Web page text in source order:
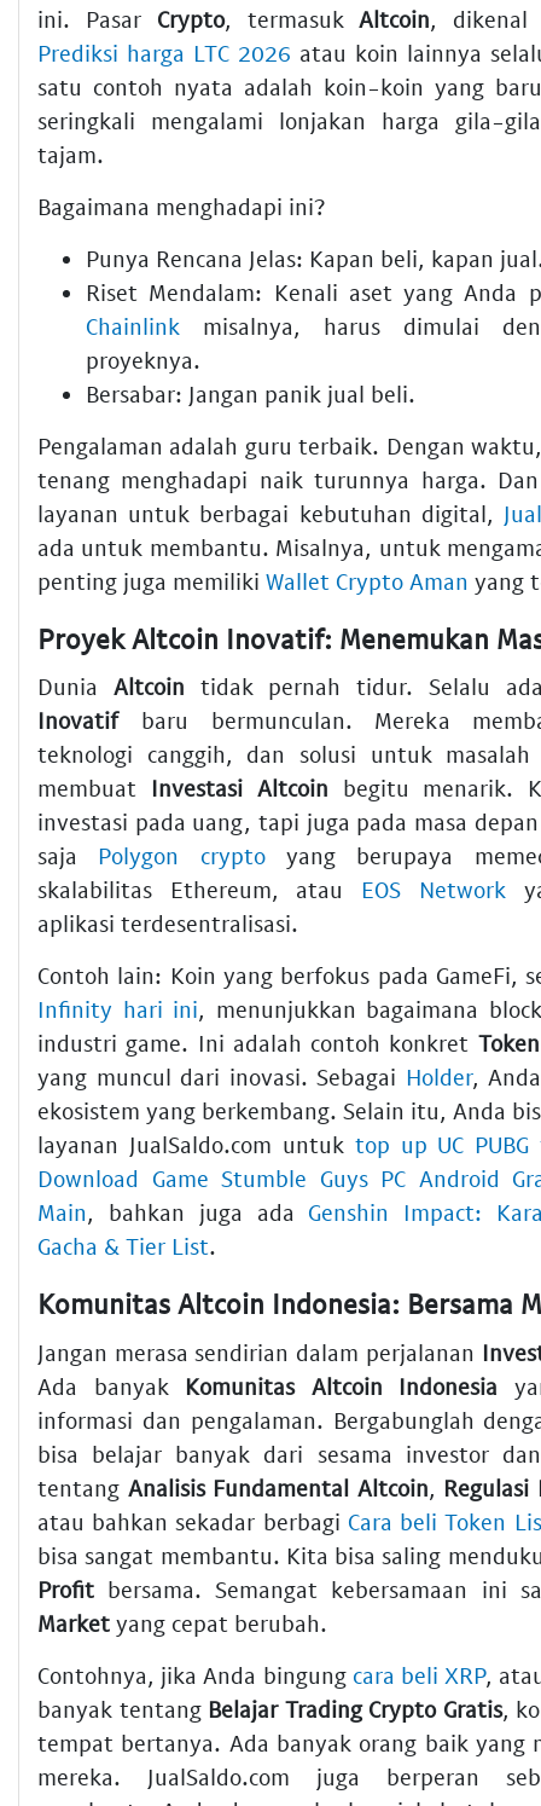
ini. Pasar Crypto, termasukAltcoin, dikenal
Prediksi harga LTC 2026 atau koin lainnya
satu contoh nyata adalah koin-koin yang
seringkali mengalami lonjakan harga gila-
tajam.
Bagaimana menghadapi ini?
Punya Rencana Jelas: Kapan beli, kapan
Riset Mendalam: Kenali aset yang Anda
Chainlink misalnya, harus dimulai
proyeknya.
Bersabar: Jangan panik jual beli.
Pengalaman adalah guru terbaik. Dengan
tenang menghadapi naik turunnya harga.
layanan untuk berbagai kebutuhan digital,
ada untuk membantu. Misalnya, untuk
penting juga memiliki Wallet Crypto Aman yang
Dunia Altcoin tidak pernah tidur. Selalu
Inovatifbaru bermunculan. Mereka
teknologi canggih, dan solusi untuk
membuat Investasi Altcoin begitu menarik.
investasi pada uang, tapi juga pada masa
saja Polygon cryptoyang berupaya
skalabilitas Ethereum, atau EOS Network
aplikasi terdesentralisasi.
Contoh lain: Koin yang berfokus pada GameFi,
Infinity hari ini, menunjukkan bagaimana
industri game. Ini adalah contoh konkret
yang muncul dari inovasi. Sebagai Holder,
ekosistem yang berkembang. Selain itu, Anda
layanan JualSaldo.com untuk top up UC PUBG
Download Game Stumble Guys PC Android
Main, bahkan juga ada Genshin Impact:
Gacha & Tier List.
Jangan merasa sendirian dalam perjalanan
Ada banyak Komunitas Altcoin Indonesia
informasi dan pengalaman. Bergabunglah
bisa belajar banyak dari sesama investor
tentang Analisis Fundamental Altcoin,
atau bahkan sekadar berbagi Cara beli Token
bisa sangat membantu. Kita bisa saling
Profit bersama. Semangat kebersamaan ini
Market yang cepat berubah.
Contohnya, jika Anda bingung cara beli XRP,
banyak tentang Belajar Trading Crypto Gratis,
tempat bertanya. Ada banyak orang baik yang
mereka. JualSaldo.com juga berperan